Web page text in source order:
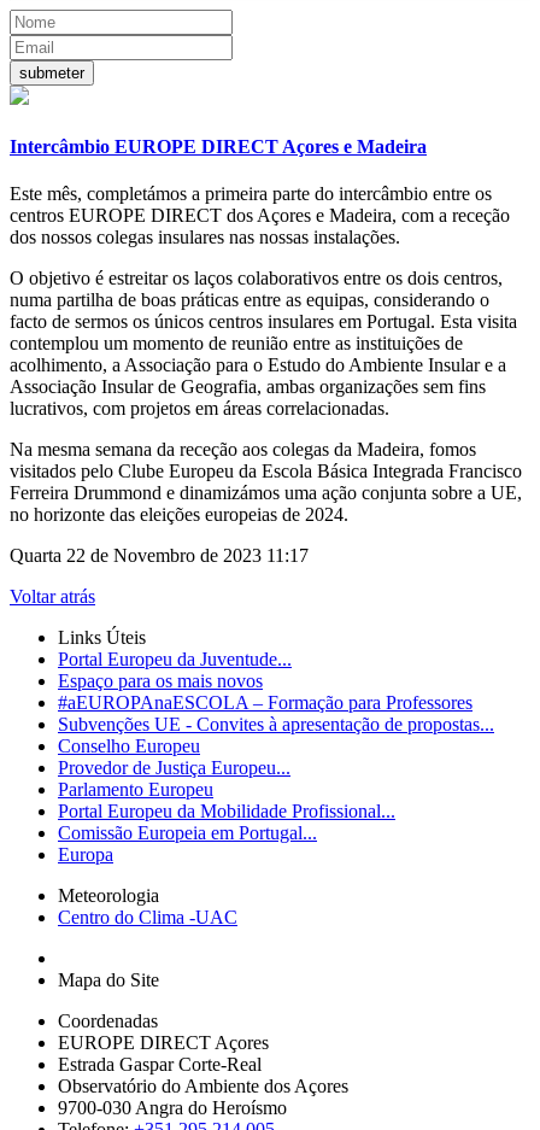
Intercâmbio EUROPE DIRECT Açores e Madeira
Este mês, completámos a primeira parte do intercâmbio entre os
centros EUROPE DIRECT dos Açores e Madeira, com a receção
dos nossos colegas insulares nas nossas instalações.
O objetivo é estreitar os laços colaborativos entre os dois centros,
numa partilha de boas práticas entre as equipas, considerando o
facto de sermos os únicos centros insulares em Portugal. Esta visita
contemplou um momento de reunião entre as instituições de
acolhimento, a Associação para o Estudo do Ambiente Insular e a
Associação Insular de Geografia, ambas organizações sem fins
lucrativos, com projetos em áreas correlacionadas.
Na mesma semana da receção aos colegas da Madeira, fomos
visitados pelo Clube Europeu da Escola Básica Integrada Francisco
Ferreira Drummond e dinamizámos uma ação conjunta sobre a UE,
no horizonte das eleições europeias de 2024.
Quarta 22 de Novembro de 2023 11:17
Voltar atrás
Links Úteis
Portal Europeu da Juventude...
Espaço para os mais novos
#aEUROPAnaESCOLA – Formação para Professores
Subvenções UE - Convites à apresentação de propostas...
Conselho Europeu
Provedor de Justiça Europeu...
Parlamento Europeu
Portal Europeu da Mobilidade Profissional...
Comissão Europeia em Portugal...
Europa
Meteorologia
Centro do Clima -UAC
Mapa do Site
Coordenadas
EUROPE DIRECT Açores
Estrada Gaspar Corte-Real
Observatório do Ambiente dos Açores
9700-030 Angra do Heroísmo